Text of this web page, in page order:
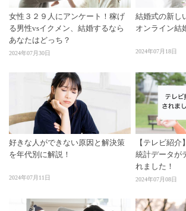
女性３２９人にアンケート！稼げ
る男性vsイクメン、結婚するなら
あなたはどっち？
2024年07月30日
結婚式の新し
オンライン結
2024年07月18日
好きな人ができない原因と解決策
を年代別に解説！
2024年07月11日
【テレビ紹
統計データが
れました！
2024年07月08日